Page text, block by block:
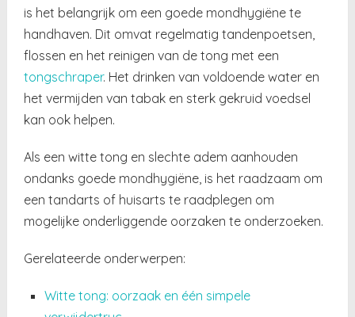
is het belangrijk om een goede mondhygiëne te
handhaven. Dit omvat regelmatig tandenpoetsen,
flossen en het reinigen van de tong met een
tongschraper. Het drinken van voldoende water en
het vermijden van tabak en sterk gekruid voedsel
kan ook helpen.
Als een witte tong en slechte adem aanhouden
ondanks goede mondhygiëne, is het raadzaam om
een ​​tandarts of huisarts te raadplegen om
mogelijke onderliggende oorzaken te onderzoeken.
Gerelateerde onderwerpen:
Witte tong: oorzaak en één simpele